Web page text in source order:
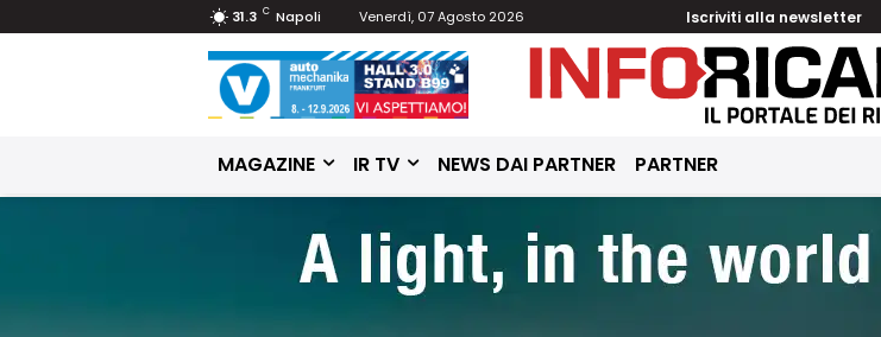
31.3 C Napoli Venerdì, 07 Agosto 2026 Iscriviti alla newsletter
MAGAZINE IR TV NEWS DAI PARTNER PARTNER